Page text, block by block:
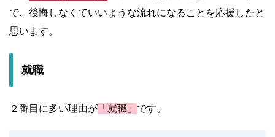
で、後悔しなくていいような流れになることを応援したと
思います。
就職
２番目に多い理由が 「就職」 です。